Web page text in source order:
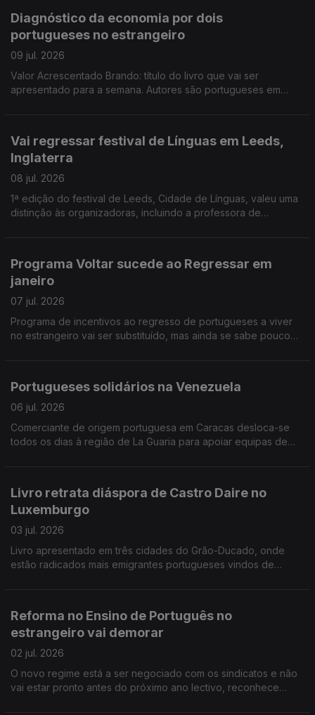
Diagnóstico da economia por dois
portugueses no estrangeiro
09 jul. 2026
Valor Acrescentado Brando: título do livro que vai ser
apresentado para a semana. Autores são portugueses em
Vai regressar festival de Línguas em Leeds,
Inglaterra
08 jul. 2026
1ª edição do festival de Leeds, Cidade de Línguas, valeu uma
distinção às organizadoras, incluindo a professora de
Programa Voltar sucede ao Regressar em
janeiro
07 jul. 2026
Programa de incentivos ao regresso de portugueses a viver
no estrangeiro vai ser substituído, mas ainda se sabe pouco
Portugueses solidários na Venezuela
06 jul. 2026
Comerciante de origem portuguesa em Caracas desloca-se
todos os dias à região de La Guaria para apoiar equipas de
Livro retrata diáspora de Castro Daire no
Luxemburgo
03 jul. 2026
Livro apresentado em três cidades do Grão-Ducado, onde
estão radicados mais emigrantes portugueses vindos de
Reforma no Ensino de Português no
estrangeiro vai demorar
02 jul. 2026
O novo regime está a ser negociado com os sindicatos e não
vai estar pronto antes do próximo ano lectivo, reconhece